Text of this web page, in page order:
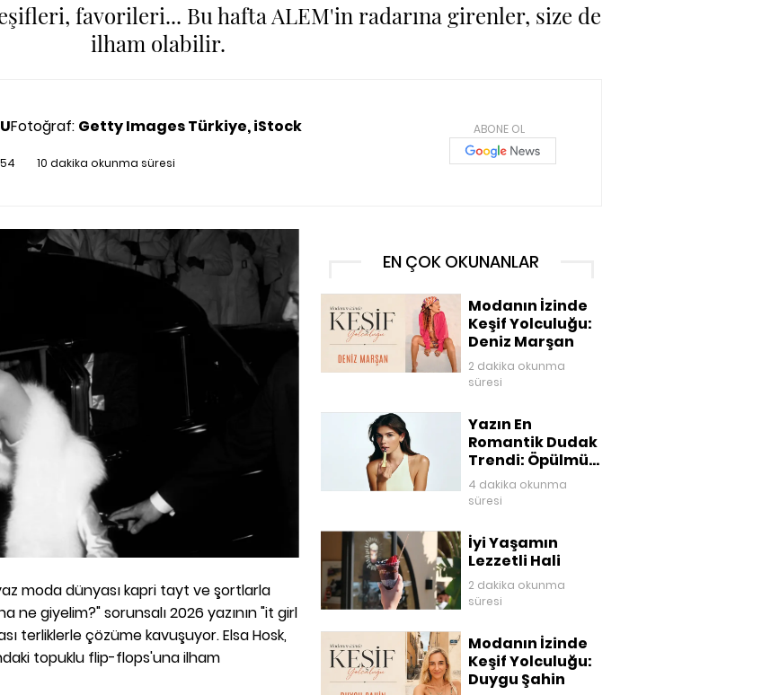
favorileri... Bu hafta ALEM'in radarına girenler, size de
ilham olabilir.
Fotoğraf: Getty Images Türkiye, iStock
10 dakika okunma süresi
ABONE OL
moda dünyası kapri tayt ve şortlarla
ne giyelim?" sorunsalı 2026 yazının "it girl
terliklerle çözüme kavuşuyor. Elsa Hosk,
topuklu flip-flops'una ilham
EN ÇOK OKUNANLAR
Modanın İzinde
Keşif Yolculuğu:
Deniz Marşan
2 dakika okunma
süresi
Yazın En
Romantik Dudak
Trendi: Öpülmüş
Dudaklar
4 dakika okunma
süresi
İyi Yaşamın
Lezzetli Hali
2 dakika okunma
süresi
Modanın İzinde
Keşif Yolculuğu:
Duygu Şahin